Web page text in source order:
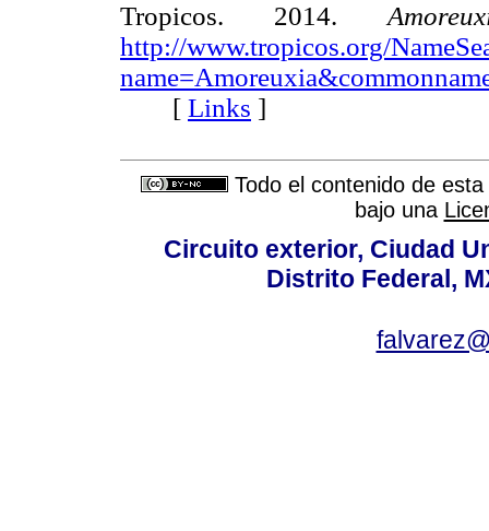
Tropicos. 2014.
http://www.tropicos.org/
[ Links ]
Todo el contenido de
bajo una
Circuito exterior, Ciudad
Distrito Federal,